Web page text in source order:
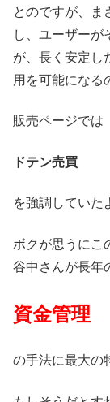
とのですが、ま
し、ユーザーが
が、長く安定し
用を可能になる
販売ページでは
ドテン売買
を強調していた
ボクが思うにこ
谷中さんが長年
資金管理
の手法に最大の